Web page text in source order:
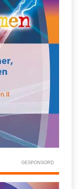
GESPONSORD